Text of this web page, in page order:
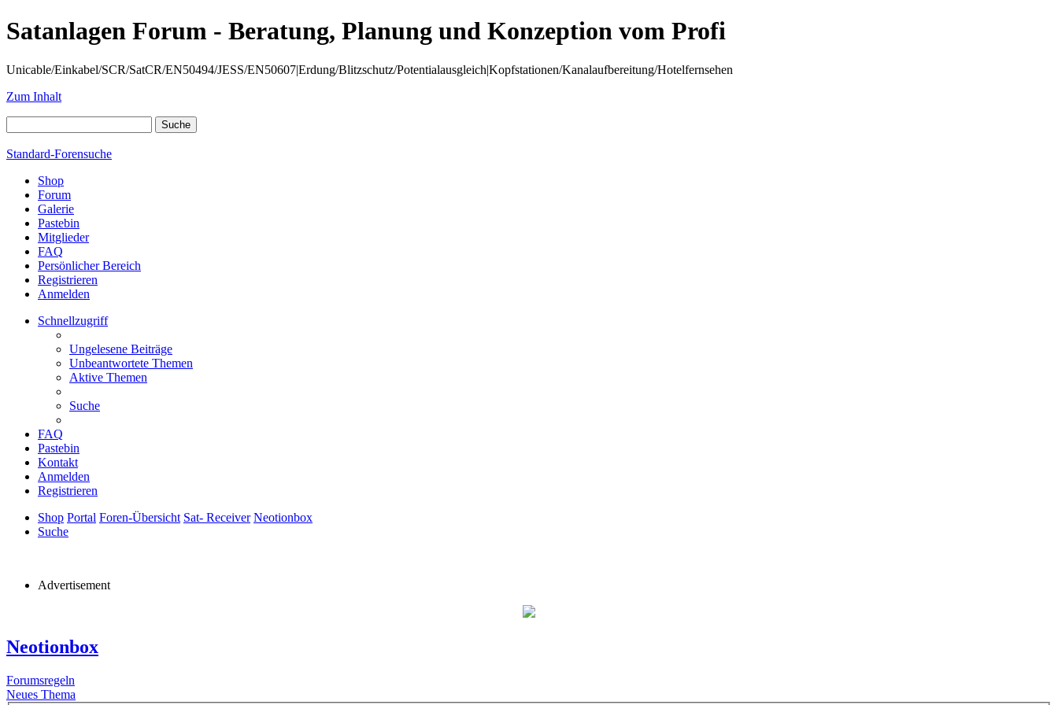
Satanlagen Forum - Beratung, Planung und Konzeption vom Profi
Unicable/Einkabel/SCR/SatCR/EN50494/JESS/EN50607|Erdung/Blitzschutz/Potentialausgleich|Kopfstationen/Kanalaufbereitung/Hotelfernsehen
Zum Inhalt
Standard-Forensuche
Shop
Forum
Galerie
Pastebin
Mitglieder
FAQ
Persönlicher Bereich
Registrieren
Anmelden
Schnellzugriff
Ungelesene Beiträge
Unbeantwortete Themen
Aktive Themen
Suche
FAQ
Pastebin
Kontakt
Anmelden
Registrieren
Shop Portal Foren-Übersicht Sat- Receiver Neotionbox
Suche
Advertisement
Neotionbox
Forumsregeln
Neues Thema